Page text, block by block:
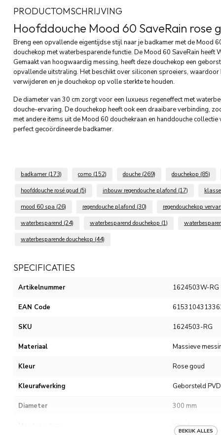
PRODUCTOMSCHRIJVING
Hoofddouche Mood 60 SaveRain rose
Breng een opvallende eigentijdse stijl naar je badkamer met de Mood
douchekop met waterbesparende functie. De Mood 60 SaveRain
Gemaakt van hoogwaardig messing, heeft deze douchekop een
opvallende uitstraling. Het beschikt over siliconen sproeiers,
verwijderen en je douchekop op volle sterkte te houden.
De diameter van 30 cm zorgt voor een luxueus regeneffect met
douche-ervaring. De douchekop heeft ook een draaibare verbinding,
met andere items uit de Mood 60 douchekraan en handdouche
perfect gecoördineerde badkamer.
badkamer (173) como (152) douche (269) douchekop (85)
hoofddouche rosé goud (5) inbouw regendouche plafond (17)
mood 60 spa (26) regendouche plafond (30) regendouchekop
waterbesparend (24) waterbesparend douchekop (1)
waterbesparende douchekop (44)
SPECIFICATIES
Artikelnummer 1624503W-RG
EAN Code
SKU 1624503-RG
Materiaal Massieve
Kleur Rose goud
Kleurafwerking Geborsteld PVD
Diameter 300 mm
Wand
BEKIJK ALLES